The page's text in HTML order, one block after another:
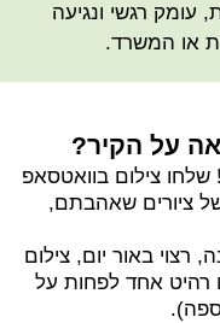
עומק רגשי ונגיעה
או המשרד.
על הקיר?
שלחו צילום בוואטסאפ
ורשמו 2-3 שמות של ציורים שאהבתם,
באור יום, צילום
רהיט אחד לפחות על